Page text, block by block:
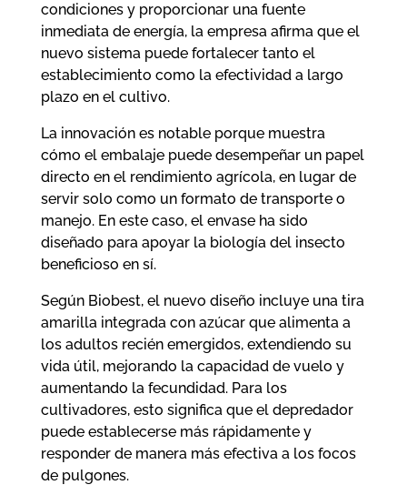
condiciones y proporcionar una fuente
inmediata de energía, la empresa afirma que el
nuevo sistema puede fortalecer tanto el
establecimiento como la efectividad a largo
plazo en el cultivo.
La innovación es notable porque muestra
cómo el embalaje puede desempeñar un papel
directo en el rendimiento agrícola, en lugar de
servir solo como un formato de transporte o
manejo. En este caso, el envase ha sido
diseñado para apoyar la biología del insecto
beneficioso en sí.
Según Biobest, el nuevo diseño incluye una tira
amarilla integrada con azúcar que alimenta a
los adultos recién emergidos, extendiendo su
vida útil, mejorando la capacidad de vuelo y
aumentando la fecundidad. Para los
cultivadores, esto significa que el depredador
puede establecerse más rápidamente y
responder de manera más efectiva a los focos
de pulgones.